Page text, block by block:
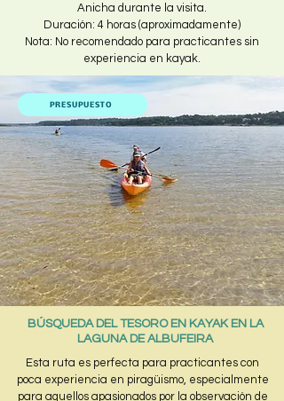
Anicha durante la visita.
Duración: 4 horas (aproximadamente)
Nota: No recomendado para practicantes sin
experiencia en kayak.
PRESUPUESTO
BÚSQUEDA DEL TESORO EN KAYAK EN LA
LAGUNA DE ALBUFEIRA
Esta ruta es perfecta para practicantes con
poca experiencia en piragüismo, especialmente
para aquellos apasionados por la observación de